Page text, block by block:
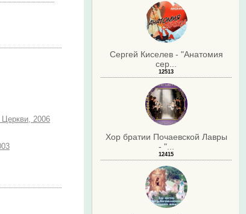
Сергей Киселев - "Анатомия
сер...
12513
Хор братии Почаевской Лавры
- "...
12415
2006